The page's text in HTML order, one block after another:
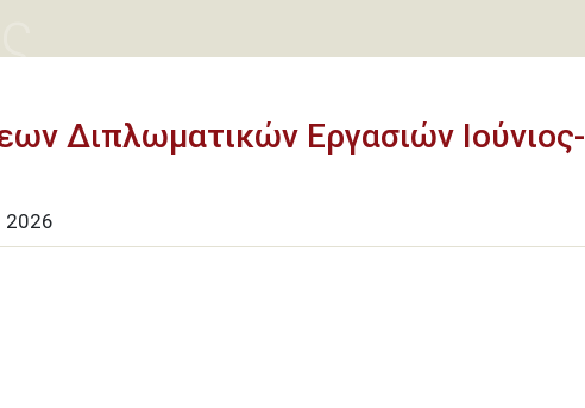
Διπλωματικών Εργασιών Ιούνιος-
2026